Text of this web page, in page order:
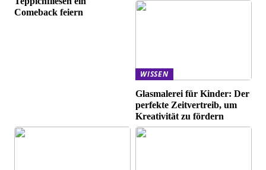
Comeback feiern
WISSEN
Glasmalerei für Kinder: Der
perfekte Zeitvertreib, um
Kreativität zu fördern